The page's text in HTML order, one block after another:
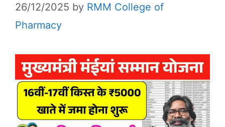
26/12/2025 by RMM College of
Pharmacy